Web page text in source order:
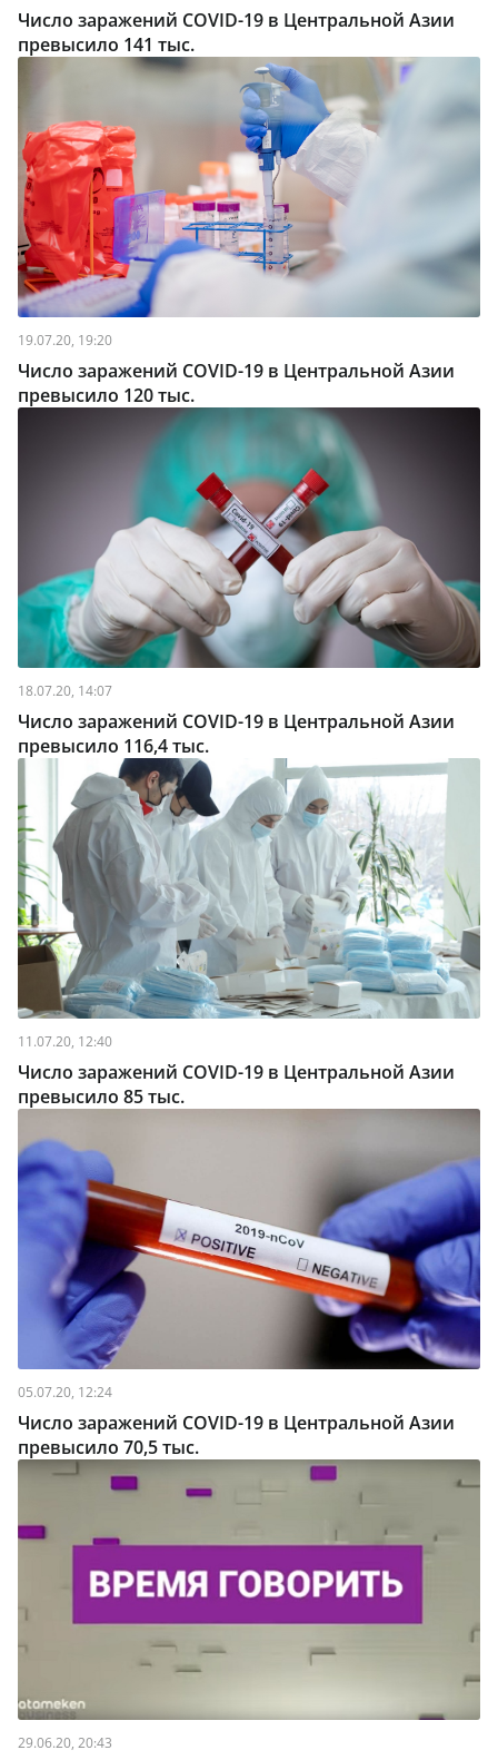
Число заражений COVID-19 в Центральной Азии
превысило 141 тыс.
19.07.20, 19:20
Число заражений COVID-19 в Центральной Азии
превысило 120 тыс.
18.07.20, 14:07
Число заражений COVID-19 в Центральной Азии
превысило 116,4 тыс.
11.07.20, 12:40
Число заражений COVID-19 в Центральной Азии
превысило 85 тыс.
05.07.20, 12:24
Число заражений COVID-19 в Центральной Азии
превысило 70,5 тыс.
29.06.20, 20:43